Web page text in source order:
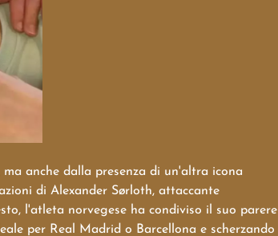
anche dalla presenza di un'altra icona
di Alexander Sørloth, attaccante
l'atleta norvegese ha condiviso il suo parere
per Real Madrid o Barcellona e scherzando